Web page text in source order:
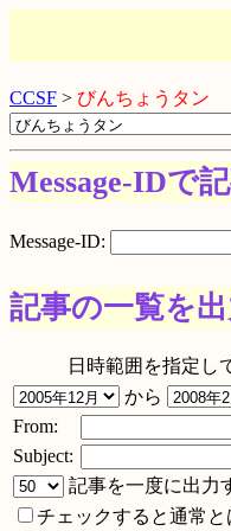
CCSF > びんちょうタン
Message-IDで
Message-ID:
記事の一覧を出
日時範囲を指定し
から
From:
Subject:
記事を一度に出力
チェックすると通常